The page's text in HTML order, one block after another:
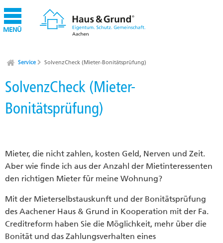
MENÜ
Service SolvenzCheck (Mieter-Bonitätsprüfung)
SolvenzCheck (Mieter-
Bonitätsprüfung)
Mieter, die nicht zahlen, kosten Geld, Nerven und Zeit.
Aber wie finde ich aus der Anzahl der Mietinteressenten
den richtigen Mieter für meine Wohnung?
Mit der Mieterselbstauskunft und der Bonitätsprüfung
des Aachener Haus & Grund in Kooperation mit der Fa.
Creditreform haben Sie die Möglichkeit, mehr über die
Bonität und das Zahlungsverhalten eines